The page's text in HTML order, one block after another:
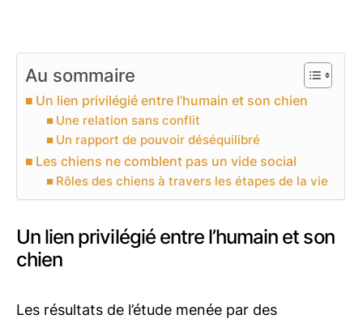
Au sommaire
Un lien privilégié entre l’humain et son chien
Une relation sans conflit
Un rapport de pouvoir déséquilibré
Les chiens ne comblent pas un vide social
Rôles des chiens à travers les étapes de la vie
Un lien privilégié entre l’humain et son
chien
Les résultats de l’étude menée par des